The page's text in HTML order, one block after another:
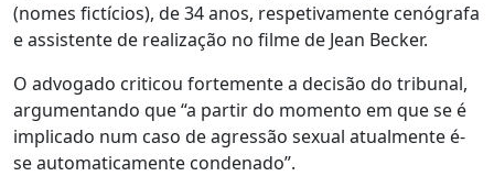
(nomes fictícios), de 34 anos, respetivamente cenógrafa
e assistente de realização no filme de Jean Becker.
O advogado criticou fortemente a decisão do tribunal,
argumentando que “a partir do momento em que se é
implicado num caso de agressão sexual atualmente é-
se automaticamente condenado”.